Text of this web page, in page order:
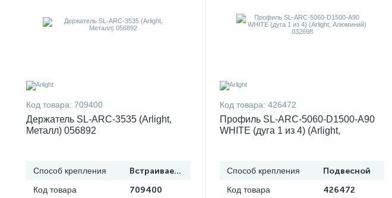
Код товара: 709400
Держатель SL-ARC-3535 (Arlight,
Металл) 056892
Способ крепления Встраиваемый
Код товара 709400
Код товара: 426472
Профиль SL-ARC-5060-D1500-A90
WHITE (дуга 1 из 4) (Arlight,
Способ крепления Подвесной
Код товара 426472